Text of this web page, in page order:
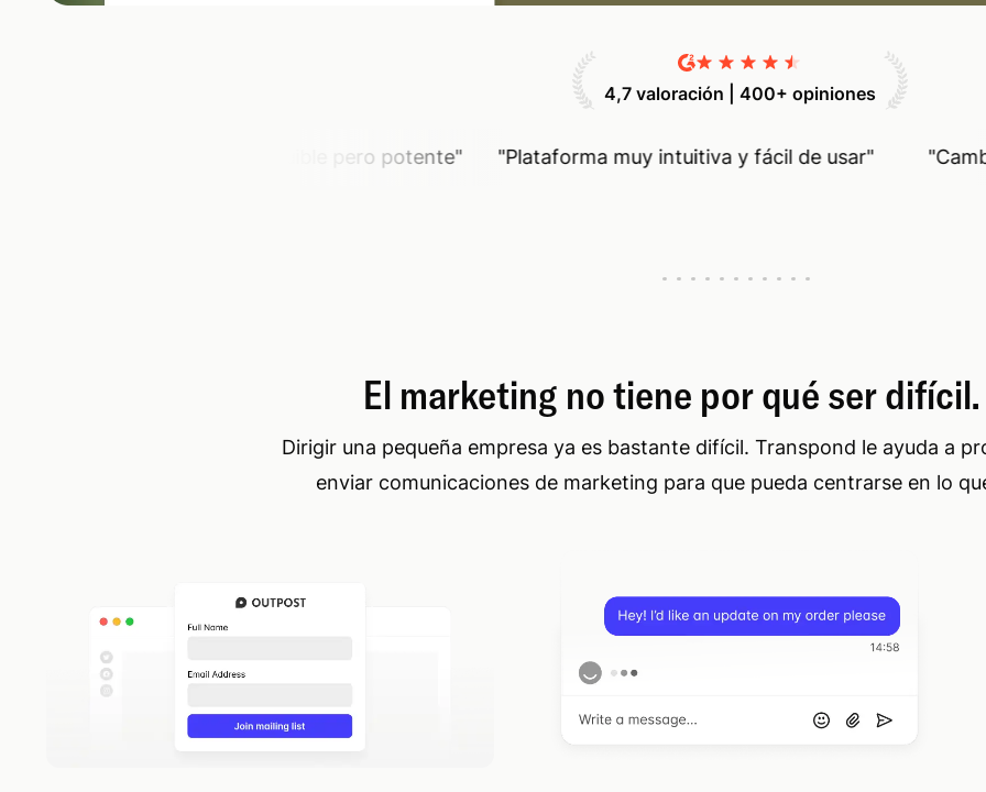
4,7 valoración | 400+ opiniones
Un CRM asequible pero potente" " Plataforma muy intuitiva y fácil de usar " Cambio
El marketing no tiene por qué ser
Dirigir una pequeña empresa ya es bastante difícil. Transpond le ayuda a
enviar comunicaciones de marketing para que pueda centrarse en lo